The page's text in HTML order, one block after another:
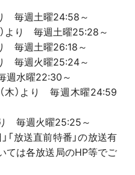
毎週土曜24:58～
より 毎週土曜25:28～
毎週土曜26:18～
毎週火曜25:24～
週水曜22:30～
木）より 毎週木曜24:59
毎週火曜25:25～
「放送直前特番」の放送有
ては各放送局のHP等でご